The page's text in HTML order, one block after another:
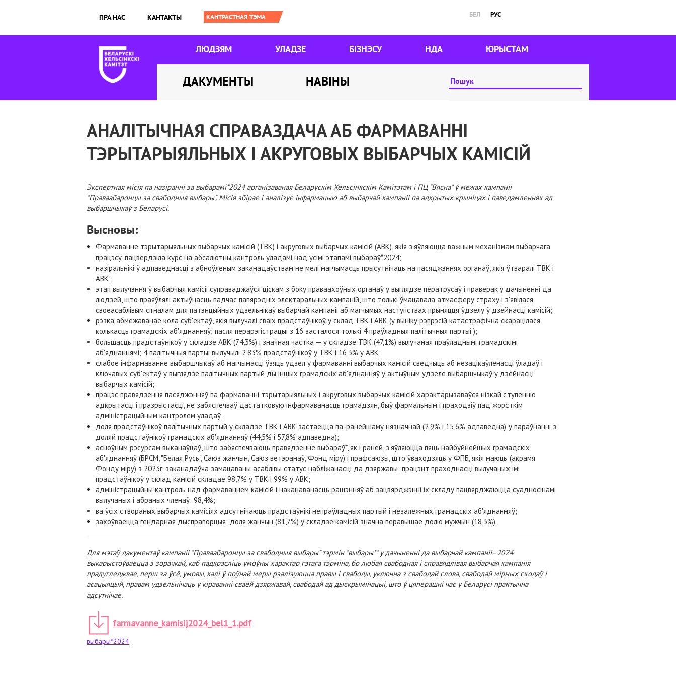
ПРА НАС КАНТАКТЫ БЕЛ РУС
ЛЮДЗЯМ УЛАДЗЕ БІЗНЭСУ НДА ЮРЫСТАМ
ДАКУМЕНТЫ НАВІНЫ
АНАЛІТЫЧНАЯ CПРАВАЗДАЧА АБ ФАРМАВАННІ
ТЭРЫТАРЫЯЛЬНЫХ І АКРУГОВЫХ ВЫБАРЧЫХ КАМІСІЙ
Экспертная місія па назіранні за выбарамі*2024 арганізаваная Беларускім Хельсінкскім Камітэтам і ПЦ "Вясна" ў межах кампаніі
"Праваабаронцы за свабодныя выбары". Місія збірае і аналізуе інфармацыю аб выбарчай кампаніі па адкрытых крыніцах і паведамленнях ад
выбаршчыкаў з Беларусі.
Высновы:
Фармаванне тэрытарыяльных выбарчых камісій (ТВК) і акруговых выбарчых камісій (АВК), якія з'яўляюцца важным механізмам выбарчага
працэсу, пацвердзіла курс на абсалютны кантроль уладамі над усімі этапамі выбараў*2024;
назіральнікі ў адпаведнасці з абноўленым заканадаўствам не мелі магчымасць прысутнічаць на пасяджэннях органаў, якія ўтваралі ТВК і
АВК;
этап вылучэння ў выбарчыя камісіі суправаджаўся ціскам з боку праваахоўных органаў у выглядзе ператрусаў і праверак у дачыненні да
людзей, што праяўлялі актыўнасць падчас папярэдніх электаральных кампаній, што толькі ўмацавала атмасферу страху і з'явілася
своеасаблівым сігналам для патэнцыйных удзельнікаў выбарчай кампаніі аб магчымых наступствах прыняцця ўдзелу ў дзейнасці камісій;
рэзка абмежаванае кола суб'ектаў, якія вылучалі сваіх прадстаўнікоў у склад ТВК і АВК (у выніку рэпрэсій катастрафічна скарацілася
колькасць грамадскіх аб'яднанняў; пасля перарэгістрацыі з 16 засталося толькі 4 праўладныя палітычныя партыі );
большасць прадстаўнікоў у складзе АВК (74,3%) і значная частка — у складзе ТВК (47,1%) вылучаная праўладнымі грамадскімі
аб'яднаннямі; 4 палітычныя партыі вылучылі 2,83% прадстаўнікоў у ТВК і 16,3% у АВК;
слабое інфармаванне выбаршчыкаў аб магчымасці ўзяць удзел у фармаванні выбарчых камісій сведчыць аб незацікаўленасці ўладаў і
ключавых суб'ектаў у выглядзе палітычных партый ды іншых грамадскіх аб'яднанняў у актыўным удзеле выбаршчыкаў у дзейнасці
выбарчых камісій;
працэс правядзення пасяджэнняў па фармаванні тэрытарыяльных і акруговых выбарчых камісій характарызаваўся нізкай ступенню
адкрытасці і празрыстасці, не забяспечваў дастатковую інфармаванасць грамадзян, быў фармальным і праходзіў пад жорсткім
адміністрацыйным кантролем уладаў;
доля прадстаўнікоў палітычных партый у складзе ТВК і АВК застаецца па-ранейшаму нязначнай (2,9% і 15,6% адпаведна) у параўнанні з
доляй прадстаўнікоў грамадскіх аб'яднанняў (44,5% і 57,8% адпаведна);
асноўным рэсурсам выканаўцаў, што забяспечваюць правядзенне выбараў*, як і раней, з'яўляюцца пяць найбуйнейшых грамадскіх
аб'яднанняў (БРСМ, "Белая Русь", Саюз жанчын, Саюз ветэранаў, Фонд міру) і прафсаюзы, што ўваходзяць у ФПБ, якія маюць (акрамя
Фонду міру) з 2023г. заканадаўча замацаваны асаблівы статус набліжанасці да дзяржавы; працэнт праходнасці вылучаных імі
прадстаўнікоў у склад камісій складае 98,7% у ТВК і 99% у АВК;
адміністрацыйны кантроль над фармаваннем камісій і наканаванасць рашэнняў аб зацвярджэнні іх складу пацвярджаюцца суадносінамі
вылучаных і абраных членаў: 98,4%;
ва ўсіх створаных выбарчых камісіях адсутнічаюць прадстаўнікі непраўладных партый і незалежных грамадскіх аб'яднанняў;
захоўваецца гендарная дыспрапорцыя: доля жанчын (81,7%) у складзе камісій значна перавышае долю мужчын (18,3%).
Для мэтаў дакументаў кампаніі "Праваабаронцы за свабодныя выбары" тэрмін "выбары*" у дачыненні да выбарчай кампаніі–2024
выкарыстоўваецца з зорачкай, каб падкрэсліць умоўны характар гэтага тэрміна, бо любая свабодная і справядлівая выбарчая кампанія
прадугледжвае, перш за ўсё, умовы, калі ў поўнай меры рэалізуюцца правы і свабоды, уключна з свабодай слова, свабодай мірных сходаў і
асацыяцый, правам удзельнічаць у кіраванні сваёй дзяржавай, свабодай ад дыскрымінацыі, што ў цяперашні час у Беларусі практычна
адсутнічае.
farmavanne_kamisij2024_bel1_1.pdf
выбары*2024